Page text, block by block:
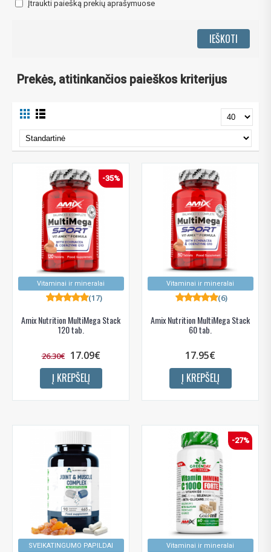
Įtraukti paiešką prekių aprašymuose
Prekės, atitinkančios paieškos kriterijus
Vitaminai ir mineralai
-35%
Amix Nutrition MultiMega Stack
120 tab.
(17)
26.30€ 17.09€
Į KREPŠELĮ
Vitaminai ir mineralai
Amix Nutrition MultiMega Stack
60 tab.
(6)
17.95€
Į KREPŠELĮ
SVEIKATINGUMO PAPILDAI Vitaminai ir mineralai
-27%